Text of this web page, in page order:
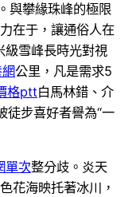
與攀緣珠峰的極限
在于，讓通俗人在
雪峰長時光對視
公里，凡是需求5
格ptt白馬林錯、介
徒步喜好者譽為“一
單次整分歧。炎天
花海映托著冰川，